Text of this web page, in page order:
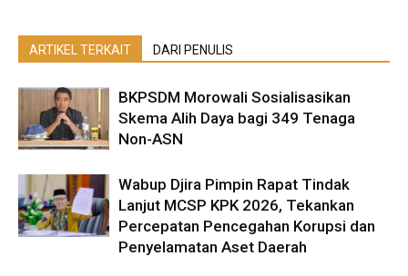
ARTIKEL TERKAIT DARI PENULIS
BKPSDM Morowali Sosialisasikan
Skema Alih Daya bagi 349 Tenaga
Non-ASN
Wabup Djira Pimpin Rapat Tindak
Lanjut MCSP KPK 2026, Tekankan
Percepatan Pencegahan Korupsi dan
Penyelamatan Aset Daerah